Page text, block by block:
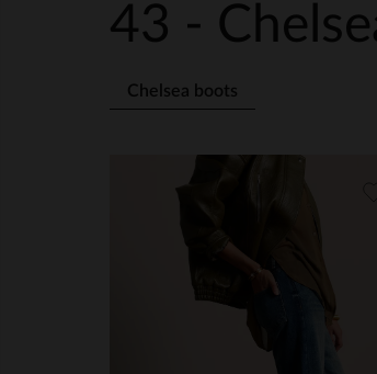
43 -
Chelsea boots